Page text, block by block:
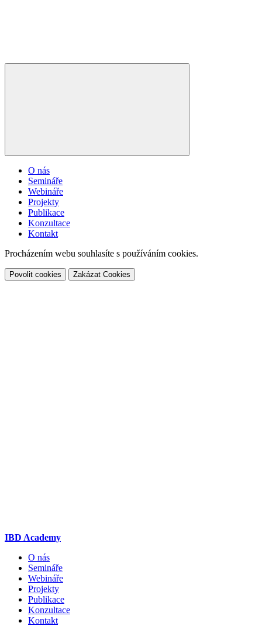
O nás
Semináře
Webináře
Projekty
Publikace
Konzultace
Kontakt
Procházením webu souhlasíte s používáním cookies.
Povolit cookies Zakázat Cookies
IBD Academy
O nás
Semináře
Webináře
Projekty
Publikace
Konzultace
Kontakt